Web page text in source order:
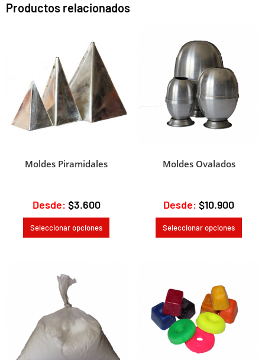
tProductos relacionados
Moldes Piramidales
Desde: $3.600
Seleccionar opciones
Moldes Ovalados
Desde: $10.900
Seleccionar opciones